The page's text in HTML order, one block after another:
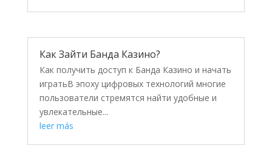
Как Зайти Банда Казино?
Как получить доступ к Банда Казино и начать
игратьВ эпоху цифровых технологий многие
пользователи стремятся найти удобные и
увлекательные...
leer más